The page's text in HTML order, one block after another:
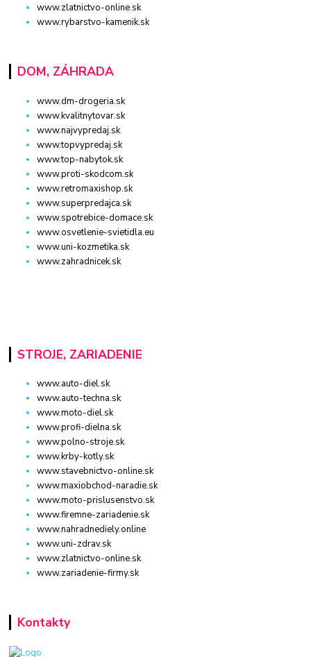
www.zlatnictvo-online.sk
www.rybarstvo-kamenik.sk
DOM, ZÁHRADA
www.dm-drogeria.sk
www.kvalitnytovar.sk
www.najvypredaj.sk
www.topvypredaj.sk
www.top-nabytok.sk
www.proti-skodcom.sk
www.retromaxishop.sk
www.superpredajca.sk
www.spotrebice-domace.sk
www.osvetlenie-svietidla.eu
www.uni-kozmetika.sk
www.zahradnicek.sk
STROJE, ZARIADENIE
www.auto-diel.sk
www.auto-techna.sk
www.moto-diel.sk
www.profi-dielna.sk
www.polno-stroje.sk
www.krby-kotly.sk
www.stavebnictvo-online.sk
www.maxiobchod-naradie.sk
www.moto-prislusenstvo.sk
www.firemne-zariadenie.sk
www.nahradnediely.online
www.uni-zdrav.sk
www.zlatnictvo-online.sk
www.zariadenie-firmy.sk
Kontakty